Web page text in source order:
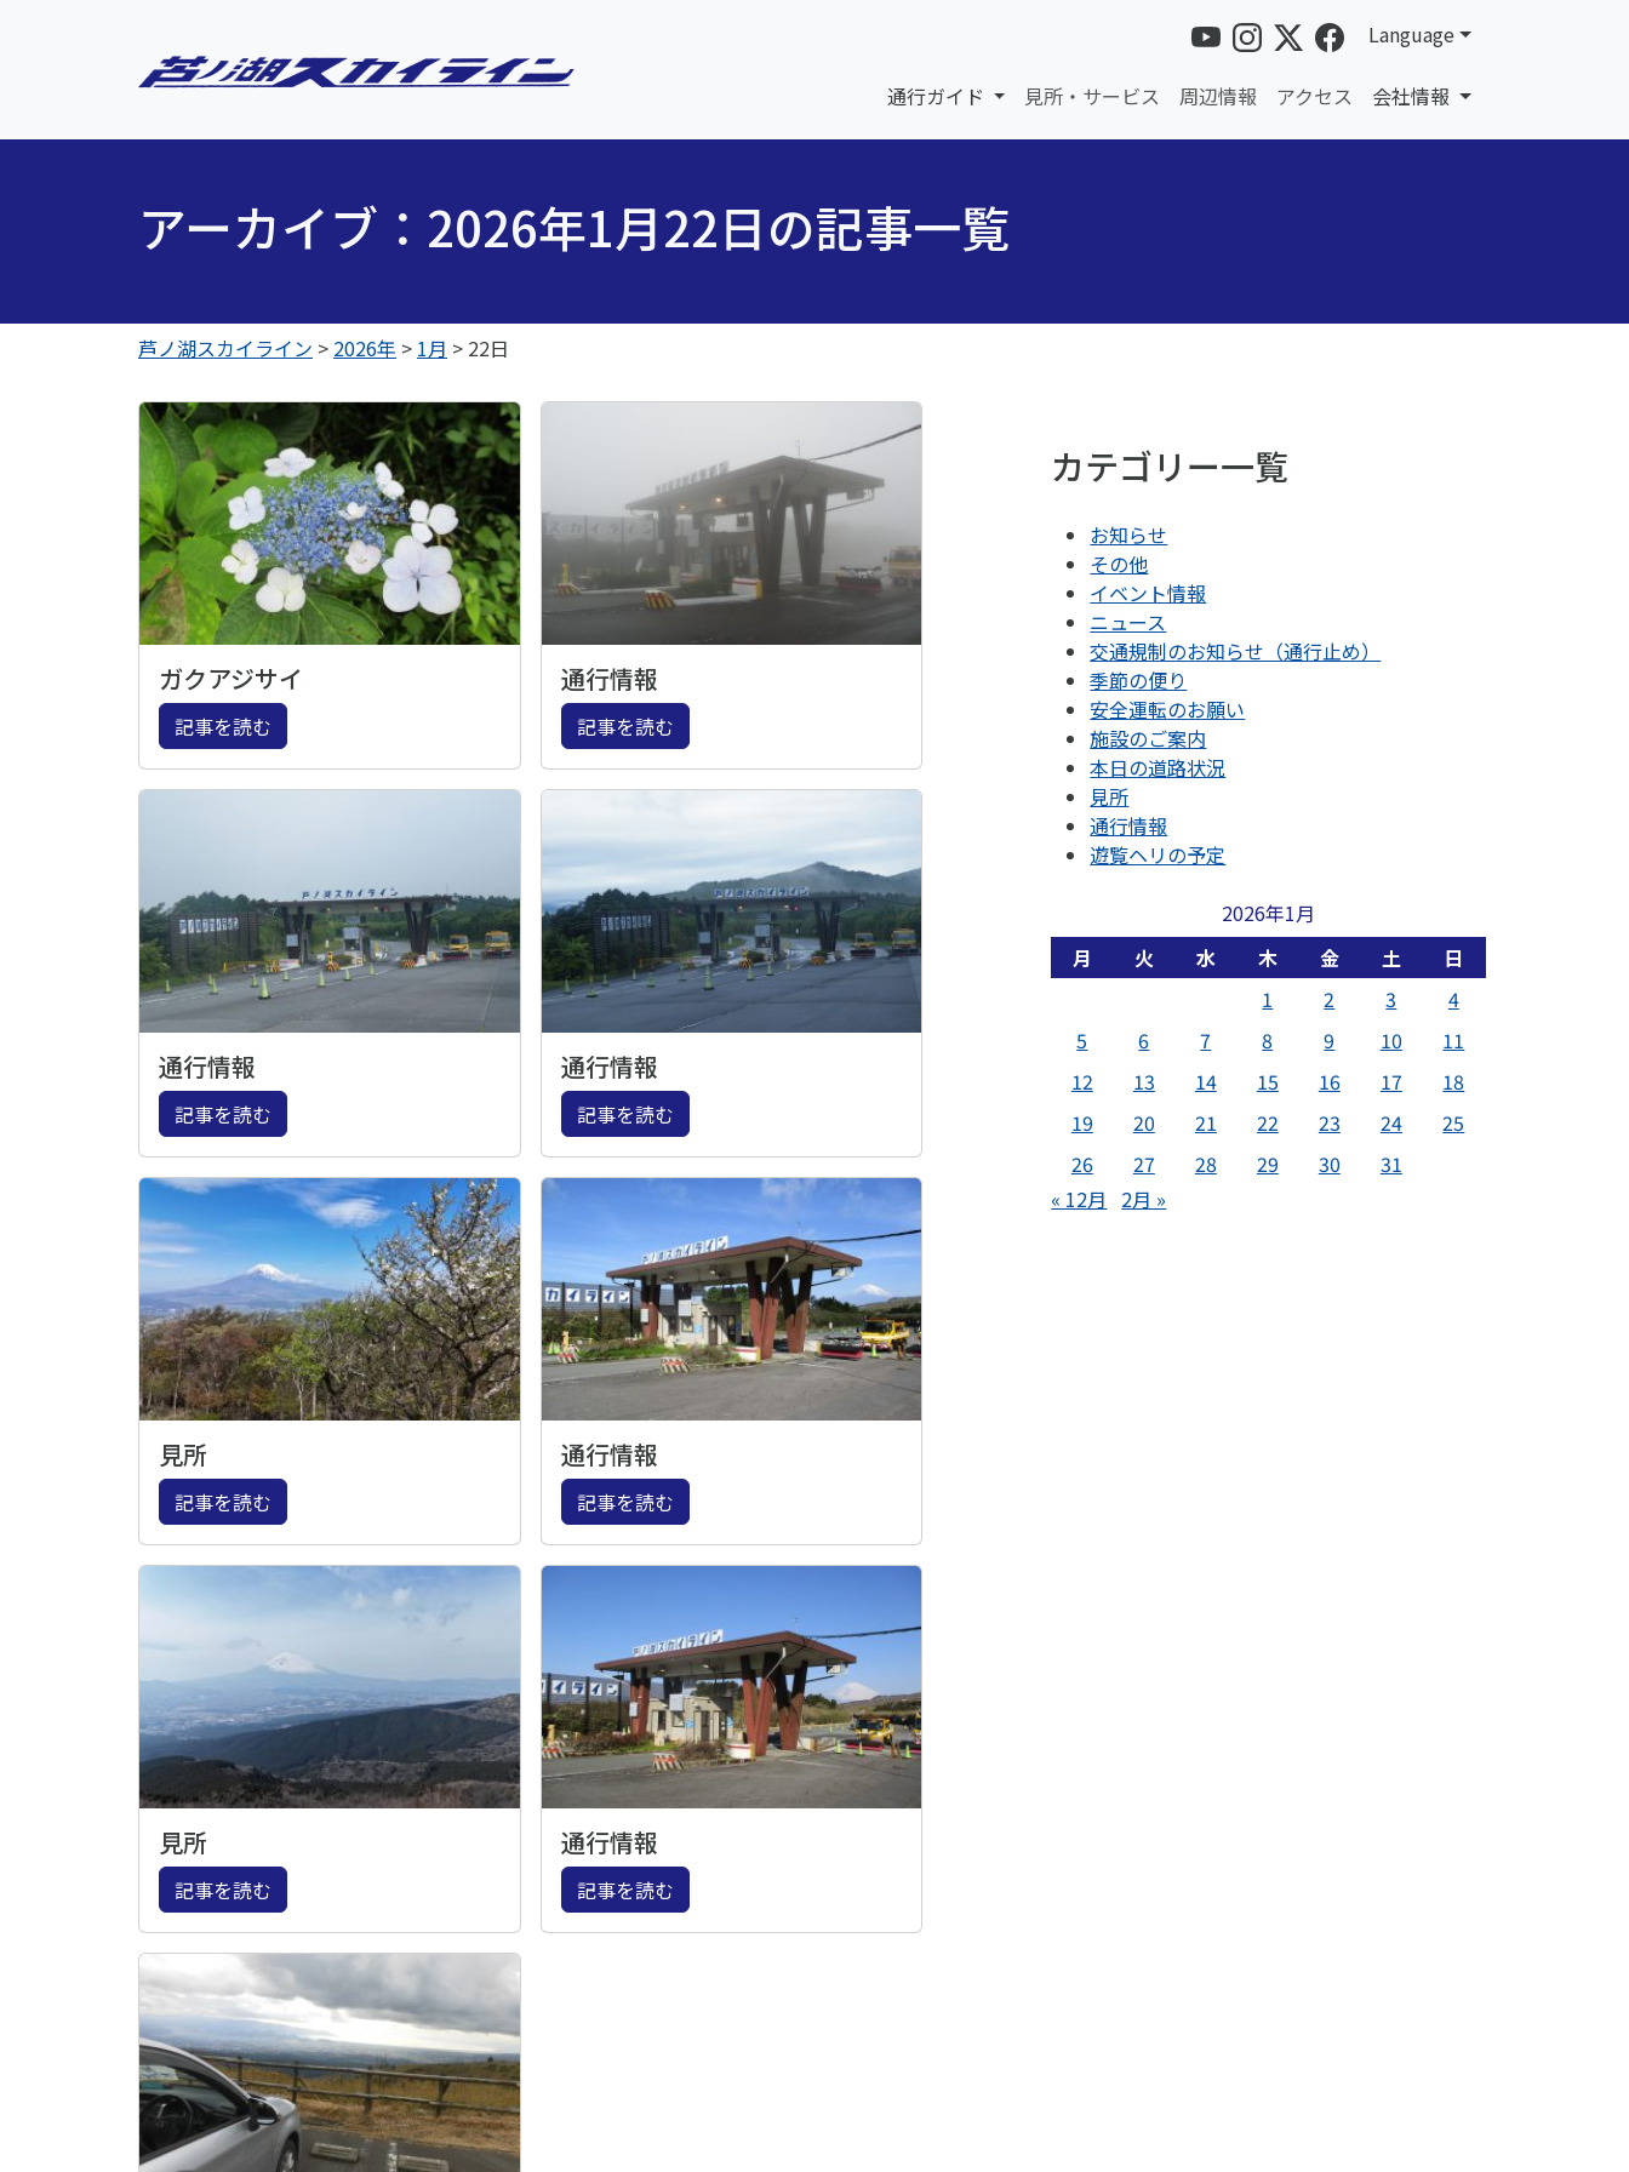
Language
通行ガイド 見所・サービス 周辺情報 アクセス 会社情報
アーカイブ：2026年1月22日の記事一覧
芦ノ湖スカイライン > 2026年 > 1月 > 22日
ガクアジサイ
記事を読む
通行情報
記事を読む
通行情報
記事を読む
通行情報
記事を読む
見所
記事を読む
通行情報
記事を読む
見所
記事を読む
通行情報
記事を読む
カテゴリー一覧
お知らせ
その他
イベント情報
ニュース
交通規制のお知らせ（通行止め）
季節の便り
安全運転のお願い
施設のご案内
本日の道路状況
見所
通行情報
遊覧ヘリの予定
2026年1月
月
火 水 木 金 土
日
1
2 3
4
5
6 7 8 9 10
11
12
13 14 15 16 17
18
19
20 21 22 23 24
25
26
27 28 29 30
31
« 12月
2月 »